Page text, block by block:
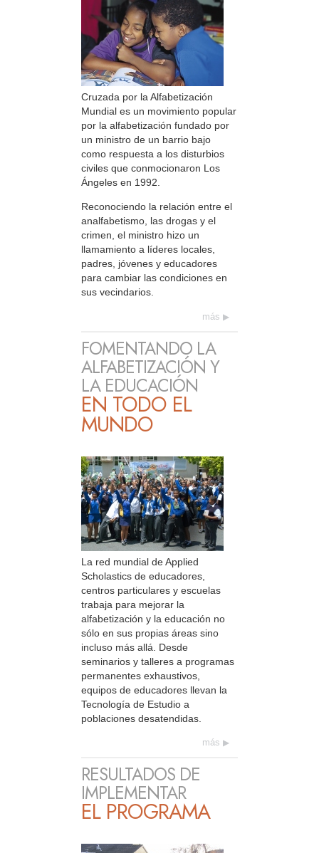
Cruzada por la Alfabetización
Mundial es un movimiento popular
por la alfabetización fundado por
un ministro de un barrio bajo
como respuesta a los disturbios
civiles que conmocionaron Los
Ángeles en 1992.
Reconociendo la relación entre el
analfabetismo, las drogas y el
crimen, el ministro hizo un
llamamiento a líderes locales,
padres, jóvenes y educadores
para cambiar las condiciones en
sus vecindarios.
más
FOMENTANDO LA
ALFABETIZACIÓN Y
LA EDUCACIÓN
EN TODO EL
MUNDO
La red mundial de Applied
Scholastics de educadores,
centros particulares y escuelas
trabaja para mejorar la
alfabetización y la educación no
sólo en sus propias áreas sino
incluso más allá. Desde
seminarios y talleres a programas
permanentes exhaustivos,
equipos de educadores llevan la
Tecnología de Estudio a
poblaciones desatendidas.
más
RESULTADOS DE
IMPLEMENTAR
EL PROGRAMA